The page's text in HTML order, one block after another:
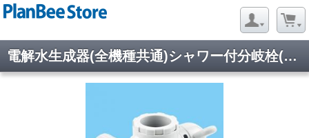
電解水生成器(全機種共通)シャワー付分岐栓(アダプターセット付)